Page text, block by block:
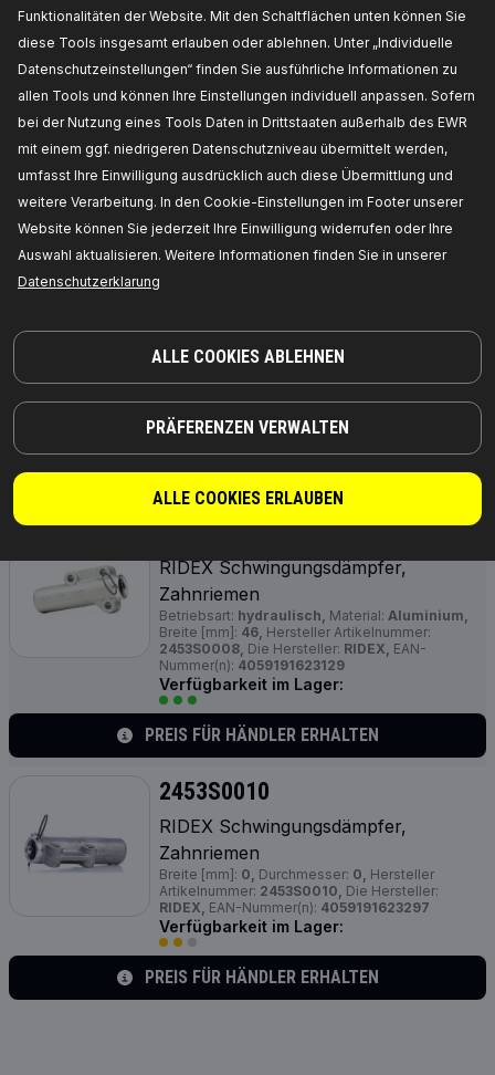
Funktionalitäten der Website. Mit den Schaltflächen unten können Sie
diese Tools insgesamt erlauben oder ablehnen. Unter „Individuelle
Datenschutzeinstellungen“ finden Sie ausführliche Informationen zu
allen Tools und können Ihre Einstellungen individuell anpassen. Sofern
bei der Nutzung eines Tools Daten in Drittstaaten außerhalb des EWR
mit einem ggf. niedrigeren Datenschutzniveau übermittelt werden,
umfasst Ihre Einwilligung ausdrücklich auch diese Übermittlung und
weitere Verarbeitung. In den Cookie-Einstellungen im Footer unserer
Website können Sie jederzeit Ihre Einwilligung widerrufen oder Ihre
Auswahl aktualisieren. Weitere Informationen finden Sie in unserer
Datenschutzerklarung
ALLE COOKIES ABLEHNEN
PRÄFERENZEN VERWALTEN
ALLE COOKIES ERLAUBEN
2453S0014
RIDEX Schwingungsdämpfer,
Zahnriemen
Betriebsart: hydraulisch,
Hersteller
Artikelnummer: 2453S0014, Die Hersteller:
RIDEX,EAN-Nummer(n): 4059191573738
Verfügbarkeit im Lager:
PREIS FÜR HÄNDLER ERHALTEN
Zahnriemen
Material:Aluminium,Breite [mm]:
RIDEX,EAN-Nummer(n):4059191622764
Verfügbarkeit im Lager:
PREIS FÜR HÄNDLER ERHALTEN
2453S0008
RIDEX Schwingungsdämpfer,
Zahnriemen
Betriebsart: hydraulisch, Material: Aluminium,
Breite [mm]: 46, Hersteller Artikelnummer:
2453S0008, Die Hersteller: RIDEX, EAN-
Nummer(n): 4059191623129
Verfügbarkeit im Lager:
PREIS FÜR HÄNDLER ERHALTEN
2453S0010
RIDEX Schwingungsdämpfer,
Zahnriemen
Breite [mm]: 0, Durchmesser: 0, Hersteller
Artikelnummer: 2453S0010, Die Hersteller:
RIDEX, EAN-Nummer(n): 4059191623297
Verfügbarkeit im Lager:
PREIS FÜR HÄNDLER ERHALTEN